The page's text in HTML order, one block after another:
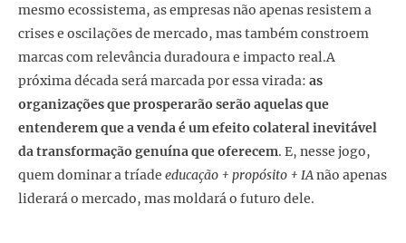
mesmo ecossistema, as empresas não apenas resistem a
crises e oscilações de mercado, mas também constroem
marcas com relevância duradoura e impacto real.A
próxima década será marcada por essa virada: as
organizações que prosperarão serão aquelas que
entenderem que a venda é um efeito colateral inevitável
da transformação genuína que oferecem. E, nesse jogo,
quem dominar a tríade educação + propósito + IAnão apenas
liderará o mercado, mas moldará o futuro dele.